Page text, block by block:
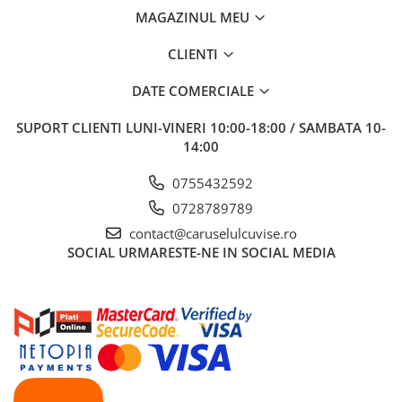
MAGAZINUL MEU
CLIENTI
DATE COMERCIALE
SUPORT CLIENTI LUNI-VINERI 10:00-18:00 / SAMBATA 10-
14:00
0755432592
0728789789
contact@caruselulcuvise.ro
SOCIAL URMARESTE-NE IN SOCIAL MEDIA